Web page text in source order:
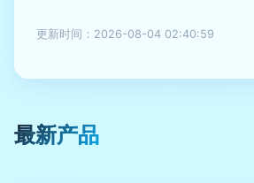
更新时间：2026-08-04 02:40:59
最新产品